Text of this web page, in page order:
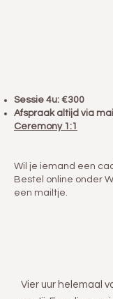
Sessie 4u: €300
Afspraak altijd via
Ceremony 1:1
Wil je iemand een
Bestel online onder
een mailtje.
Vier uur helemaal